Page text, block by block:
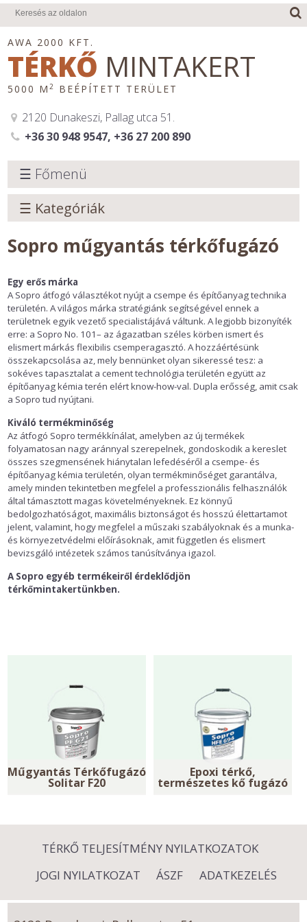
AWA 2000 KFT.
TÉRKŐ MINTAKERT
5000 M2 BEÉPÍTETT TERÜLET
2120 Dunakeszi, Pallag utca 51.
+36 30 948 9547, +36 27 200 890
☰ Főmenü
☰ Kategóriák
Sopro műgyantás térkőfugázó
Egy erős márka
A Sopro átfogó választékot nyújt a csempe és építőanyag technika
területén. A világos márka stratégiánk segítségével ennek a
területnek egyik vezető specialistájává váltunk. A legjobb bizonyíték
erre: a Sopro No. 101– az ágazatban széles körben ismert és
elismert márkás flexibilis csemperagasztó. A hozzáértésünk
összekapcsolása az, mely bennünket olyan sikeressé tesz: a
sokéves tapasztalat a cement technológia területén együtt az
építőanyag kémia terén elért know-how-val. Dupla erősség, amit csak
a Sopro tud nyújtani.
Kiváló termékminőség
Az átfogó Sopro termékkínálat, amelyben az új termékek
folyamatosan nagy aránnyal szerepelnek, gondoskodik a kereslet
összes szegmensének hiánytalan lefedéséről a csempe- és
építőanyag kémia területén, olyan termékminőséget garantálva,
amely minden tekintetben megfelel a professzionális felhasználók
által támasztott magas követelményeknek. Ez könnyű
bedolgozhatóságot, maximális biztonságot és hosszú élettartamot
jelent, valamint, hogy megfelel a műszaki szabályoknak és a munka-
és környezetvédelmi előírásoknak, amit független és elismert
bevizsgáló intézetek számos tanúsítványa igazol.
A Sopro egyéb termékeiről érdeklődjön
térkőmintakertünkben.
Műgyantás Térkőfugázó
Solitar F20
Epoxi térkő,
természetes kő fugázó
TÉRKŐ TELJESÍTMÉNY NYILATKOZATOK
JOGI NYILATKOZAT
ÁSZF ADATKEZELÉS